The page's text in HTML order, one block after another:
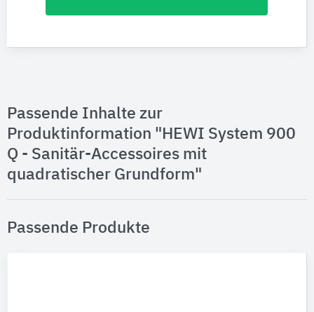
Passende Inhalte zur
Produktinformation "HEWI System 900
Q - Sanitär-Accessoires mit
quadratischer Grundform"
Passende Produkte